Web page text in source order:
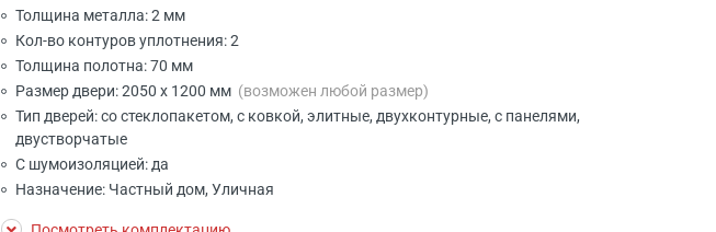
Толщина металла: 2 мм
Кол-во контуров уплотнения: 2
Толщина полотна: 70 мм
Размер двери: 2050 x 1200 мм (возможен любой размер)
Тип дверей: со стеклопакетом, с ковкой, элитные, двухконтурные, с панелями,
двустворчатые
С шумоизоляцией: да
Назначение: Частный дом, Уличная